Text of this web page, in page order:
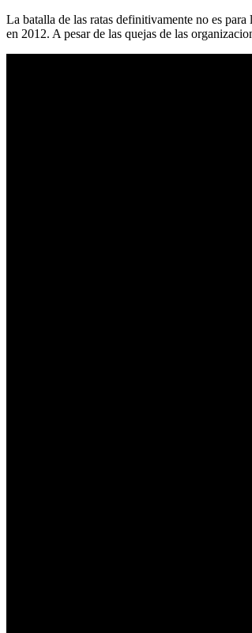
La batalla de las ratas definitivamente no es
en 2012. A pesar de las quejas de las